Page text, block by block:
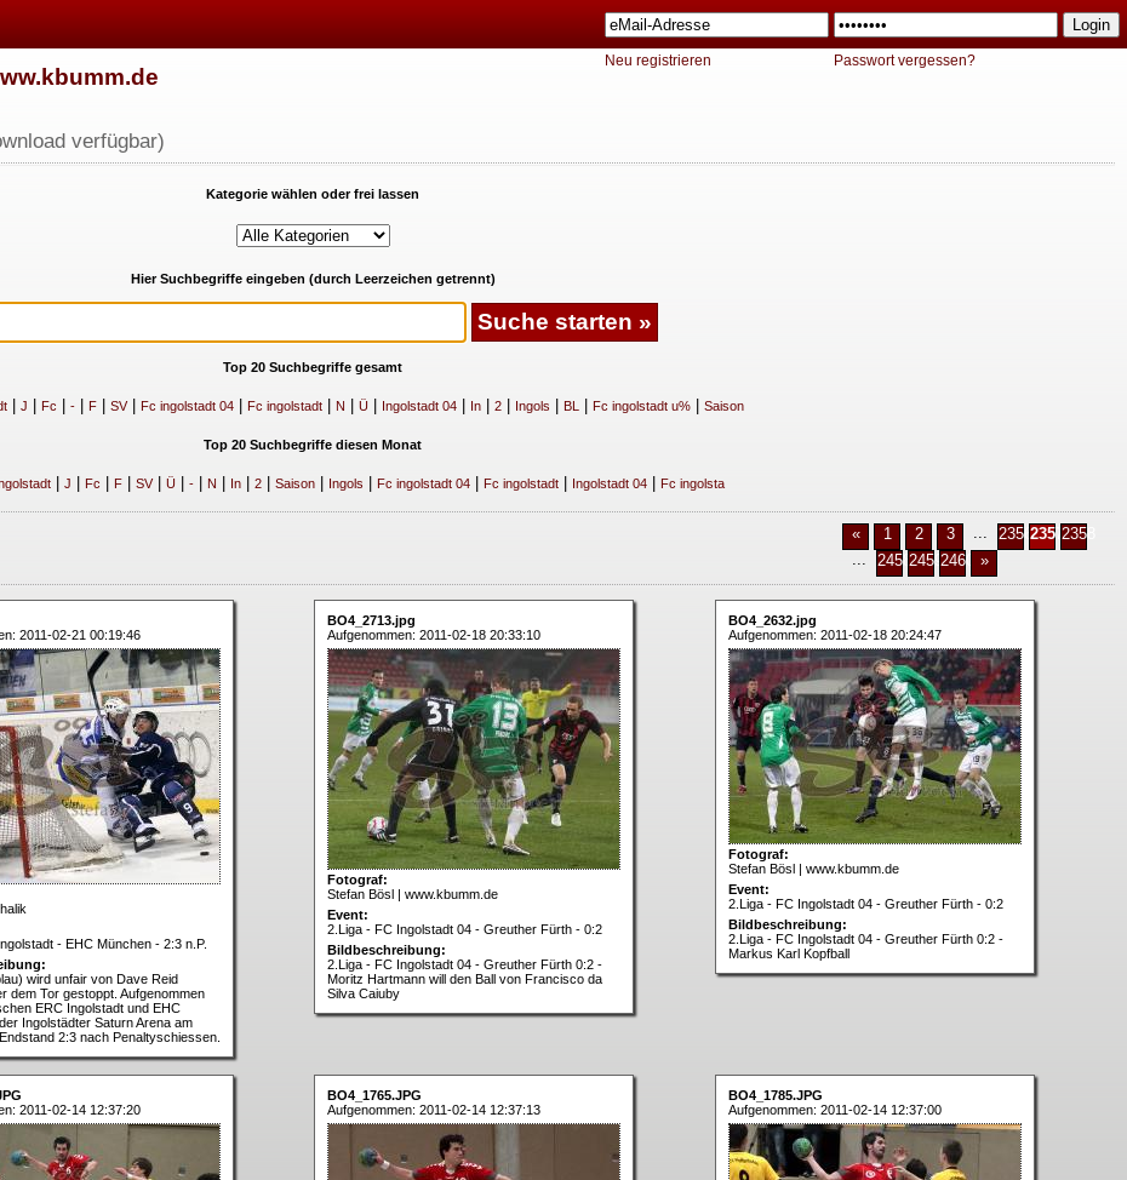
Neu registrieren Passwort vergessen?
verfügbar)
Kategorie wählen oder frei lassen
Hier Suchbegriffe eingeben (durch Leerzeichen getrennt)
Top 20 Suchbegriffe gesamt
| J Fc -| F| SV| Fc ingolstadt 04| Fc ingolstadt| N Ü Ingolstadt 04| In| 2| Ingols BL | Fc ingolstadt u%| Saison
Top 20 Suchbegriffe diesen Monat
| J Fc F| SV| Ü| -| N In| 2| Saison| Ingols Fc ingolstadt 04| Fc ingolstadt| Ingolstadt 04| Fc ingolsta
« 1 2 3 235623572358
245824592460 »
2011-02-21 00:19:46
- EHC München - 2:3 n.P.
wird unfair von Dave Reid
dem Tor gestoppt. Aufgenommen
ERC Ingolstadt und EHC
Ingolstädter Saturn Arena am
2:3 nach Penaltyschiessen.
BO4_2713.jpg
Aufgenommen: 2011-02-18 20:33:10
Fotograf:
Stefan Bösl | www.kbumm.de
Event:
2.Liga - FC Ingolstadt 04 - Greuther Fürth - 0:2
Bildbeschreibung:
2.Liga - FC Ingolstadt 04 - Greuther Fürth 0:2 -
Moritz Hartmann will den Ball von Francisco da
Silva Caiuby
BO4_2632.jpg
Aufgenommen: 2011-02-18 20:24:47
Fotograf:
Stefan Bösl | www.kbumm.de
Event:
2.Liga - FC Ingolstadt 04 - Greuther Fürth - 0:2
Bildbeschreibung:
2.Liga - FC Ingolstadt 04 - Greuther Fürth 0:2 -
Markus Karl Kopfball
2011-02-14 12:37:20
BO4_1765.JPG
Aufgenommen: 2011-02-14 12:37:13
BO4_1785.JPG
Aufgenommen: 2011-02-14 12:37:00